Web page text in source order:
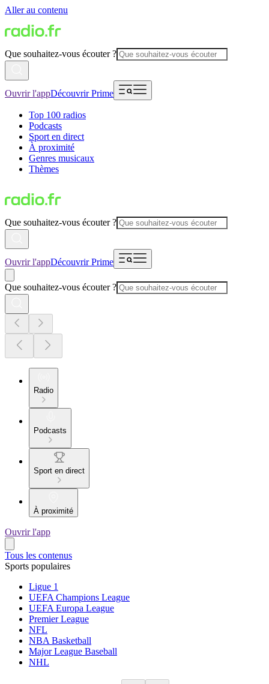
Aller au contenu
Que souhaitez-vous écouter ?
Ouvrir l'appDécouvrir Prime
Top 100 radios
Podcasts
Sport en direct
À proximité
Genres musicaux
Thèmes
Que souhaitez-vous écouter ?
Ouvrir l'appDécouvrir Prime
Que souhaitez-vous écouter ?
Radio
Podcasts
Sport en direct
À proximité
Ouvrir l'app
Tous les contenus
Sports populaires
Ligue 1
UEFA Champions League
UEFA Europa League
Premier League
NFL
NBA Basketball
Major League Baseball
NHL